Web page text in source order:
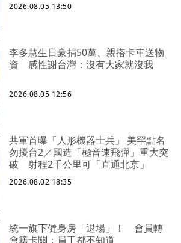
2026.08.05 13:50
李多慧生日豪捐50萬、親搭卡車送物
資 感性謝台灣：沒有大家就沒我
2026.08.05 12:56
共軍首曝「人形機器士兵」 美罕點名
勿擾台2／國造「極音速飛彈」重大突
破 射程2千公里可「直通北京」
2026.08.02 18:35
統一旗下健身房「退場」！ 會員轉
會籍卡關：員工都不知道